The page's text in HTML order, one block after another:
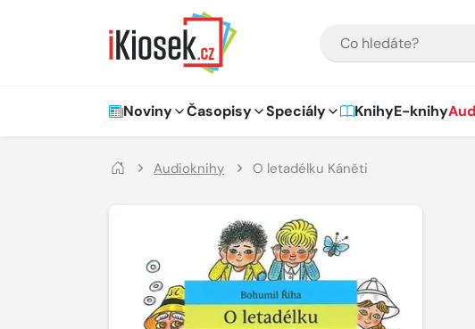
Hlavní navigace
Noviny Časopisy Speciály KnihyE-knihy
Audioknihy O letadélku Káněti